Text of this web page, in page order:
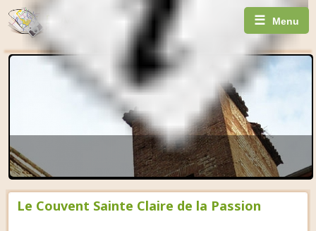
☰ Menu
Le Couvent Sainte Claire de la Passion